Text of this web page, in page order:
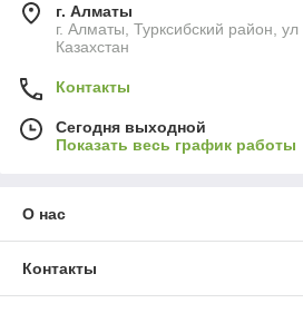
г. Алматы
г. Алматы, Турксибский район,
Казахстан
Контакты
Сегодня выходной
Показать весь график работы
О нас
Контакты